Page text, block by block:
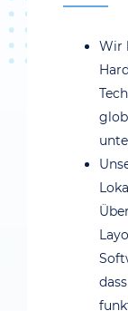
Wir